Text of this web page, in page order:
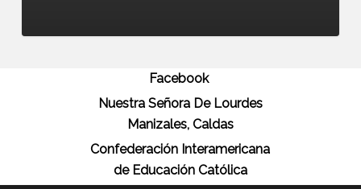
Facebook
Nuestra Señora De Lourdes
Manizales, Caldas
Confederación Interamericana
de Educación Católica